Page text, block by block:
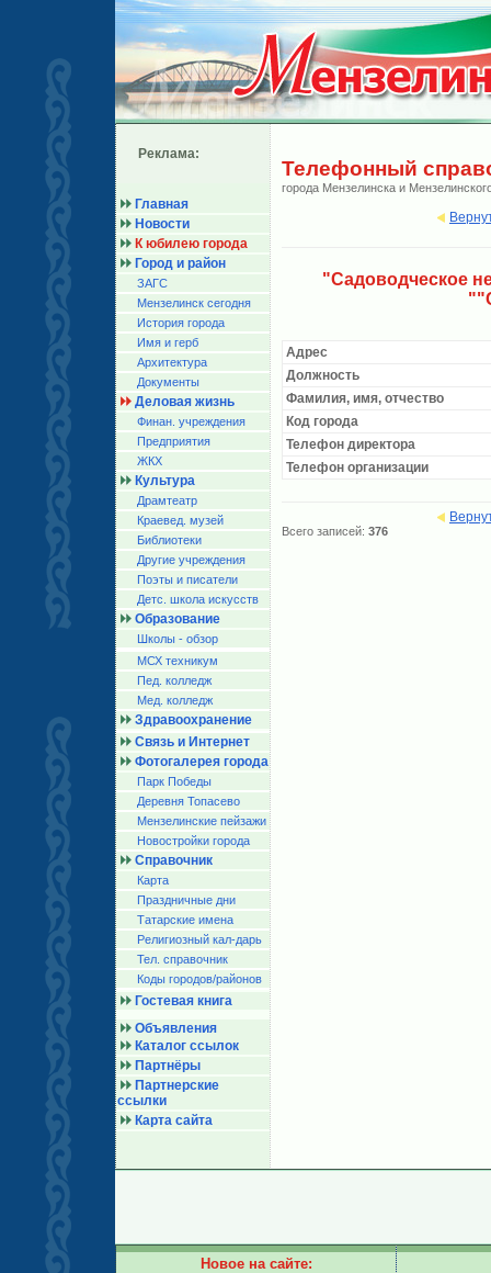
Реклама:
Главная
Новости
К юбилею города
Город и район
ЗАГС
Мензелинск сегодня
История города
Имя и герб
Архитектура
Документы
Деловая жизнь
Финан. учреждения
Предприятия
ЖКХ
Культура
Драмтеатр
Краевед. музей
Библиотеки
Другие учреждения
Поэты и писатели
Детс. школа искусств
Образование
Школы - обзор
МСХ техникум
Пед. колледж
Мед. колледж
Здравоохранение
Связь и Интернет
Фотогалерея города
Парк Победы
Деревня Топасево
Мензелинские пейзажи
Новостройки города
Справочник
Карта
Праздничные дни
Татарские имена
Религиозный кал-дарь
Тел. справочник
Коды городов/райoнов
Гостевая книга
Объявления
Каталог ссылок
Партнёры
Партнерские
ссылки
Карта сайта
Телефонный
города Мензелинска и
"Садоводческое
Адрес
Должность
Фамилия, имя, отчество
Код города
Телефон директора
Телефон организации
Всего записей: 376
Новое на сайте: